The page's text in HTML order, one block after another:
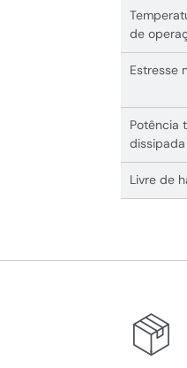
de
Estresse
Potência
dissipada
Livre de